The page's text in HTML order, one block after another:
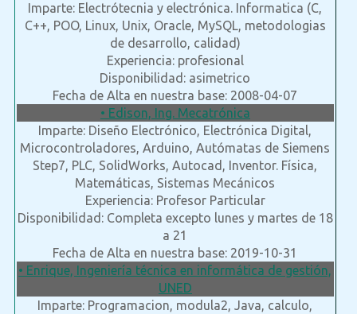
Imparte: Electrótecnia y electrónica. Informatica (C,
C++, POO, Linux, Unix, Oracle, MySQL, metodologias
de desarrollo, calidad)
Experiencia: profesional
Disponibilidad: asimetrico
Fecha de Alta en nuestra base: 2008-04-07
• Edison, Ing. Mecatrónica
Imparte: Diseño Electrónico, Electrónica Digital,
Microcontroladores, Arduino, Autómatas de Siemens
Step7, PLC, SolidWorks, Autocad, Inventor. Física,
Matemáticas, Sistemas Mecánicos
Experiencia: Profesor Particular
Disponibilidad: Completa excepto lunes y martes de 18
a 21
Fecha de Alta en nuestra base: 2019-10-31
• Enrique, Ingeniería técnica en informática de gestión,
UNED
Imparte: Programacion, modula2, Java, calculo,